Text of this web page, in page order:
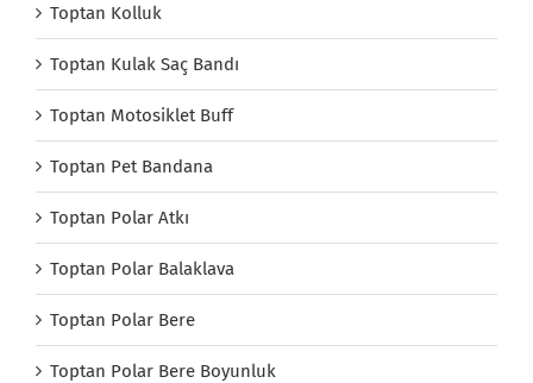
Toptan Kolluk
Toptan Kulak Saç Bandı
Toptan Motosiklet Buff
Toptan Pet Bandana
Toptan Polar Atkı
Toptan Polar Balaklava
Toptan Polar Bere
Toptan Polar Bere Boyunluk